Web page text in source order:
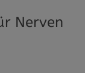
Nerven